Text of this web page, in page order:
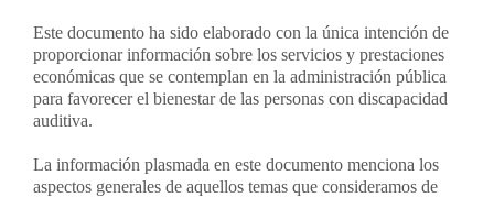
Este documento ha sido elaborado con la única intención de
proporcionar información sobre los servicios y prestaciones
económicas que se contemplan en la administración pública
para favorecer el bienestar de las personas con discapacidad
auditiva.
La información plasmada en este documento menciona los
aspectos generales de aquellos temas que consideramos de